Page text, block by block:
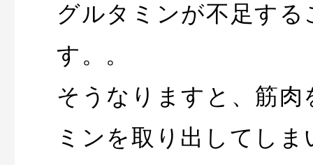
グルタミンが不足す
す。。
そうなりますと、筋肉
ミンを取り出してしま